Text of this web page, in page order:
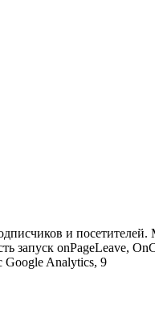
и посетителей.
onPageLeave,
Analytics, 9